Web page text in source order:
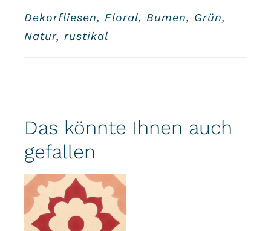
Dekorfliesen, Floral, Bumen, Grün,
Natur, rustikal
Das könnte Ihnen auch
gefallen